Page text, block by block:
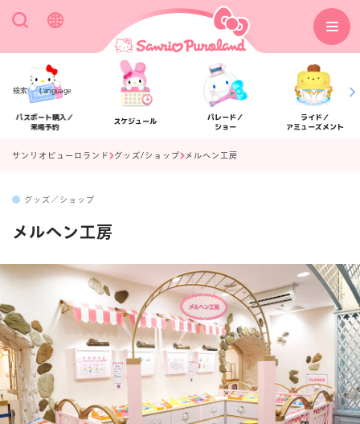
検索 Language
パスポート購入／
来場予約
スケジュール
パレード／
ショー
ライド／
アミューズメント
楽しみ方 サービスガイド
サンリオピューロランド グッズ/ショップ メルヘン工房
グッズ／ショップ
メルヘン工房